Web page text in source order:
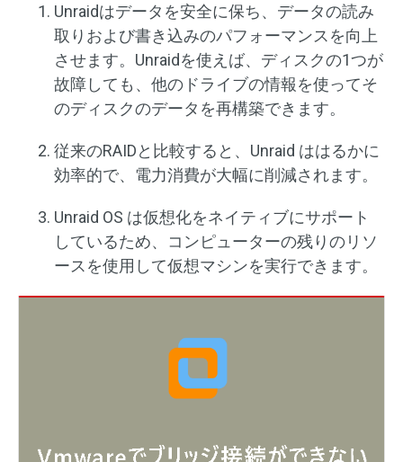
Unraidはデータを安全に保ち、データの読み
取りおよび書き込みのパフォーマンスを向上
させます。Unraidを使えば、ディスクの1つが
故障しても、他のドライブの情報を使ってそ
のディスクのデータを再構築できます。
従来のRAIDと比較すると、Unraid ははるかに
効率的で、電力消費が大幅に削減されます。
Unraid OS は仮想化をネイティブにサポート
しているため、コンピューターの残りのリソ
ースを使用して仮想マシンを実行できます。